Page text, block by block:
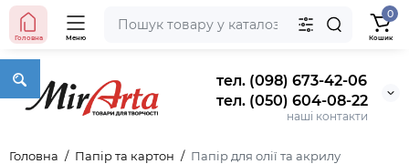
тел. (098) 673-42-06
тел. (050) 604-08-22
наші контакти
Головна Меню
0
Кошик
Головна Папір та картон Папір для олії та акрилу